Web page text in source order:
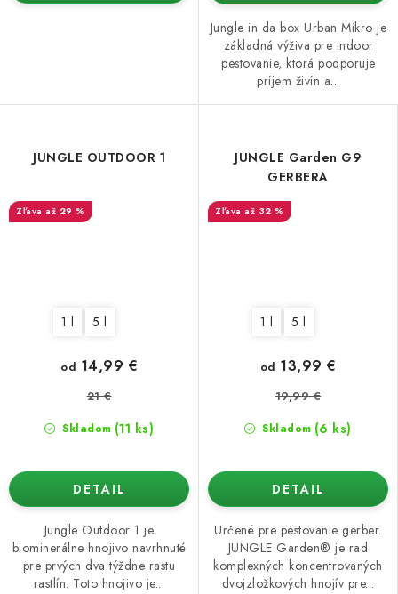
Jungle in da box Urban Mikro je
základná výživa pre indoor
pestovanie, ktorá podporuje
príjem živín a...
JUNGLE OUTDOOR 1
až 29 %
1 l 5 l
Skladom (11 ks)
od 14,99 €
21 €
DETAIL
Jungle Outdoor 1 je
biominerálne hnojivo navrhnuté
pre prvých dva týždne rastu
rastlín. Toto hnojivo je...
JUNGLE Garden G9
GERBERA
až 32 %
1 l 5 l
Skladom (6 ks)
od 13,99 €
19,99 €
DETAIL
Určené pre pestovanie gerber.
JUNGLE Garden® je rad
komplexných koncentrovaných
dvojzložkových hnojív pre...